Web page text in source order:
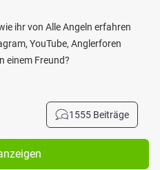
ihr von Alle Angeln erfahren
YouTube, Anglerforen
einem Freund?
1555 Beiträge